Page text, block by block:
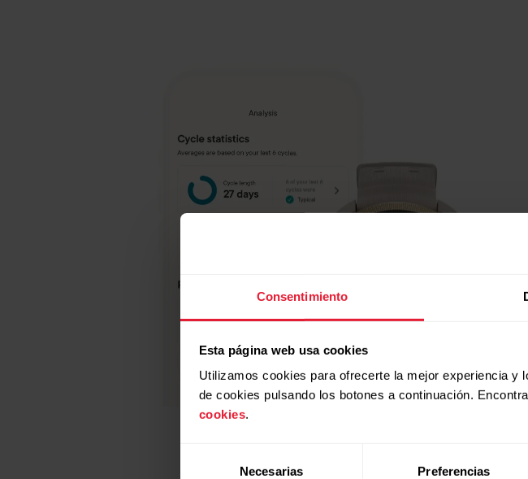
Consentimiento
Esta página web usa cookies
Utilizamos cookies para ofrecerte la mejor experiencia
de cookies pulsando los botones a continuación.
cookies.
Necesarias Preferencias